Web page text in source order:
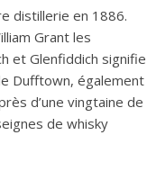
distillerie en 1886.
Grant les
et Glenfiddich signifie
Dufftown, également
d’une vingtaine de
de whisky